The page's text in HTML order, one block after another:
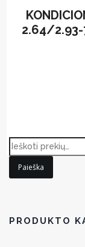
2.64/2.93-
Paieška
PRODUKTO